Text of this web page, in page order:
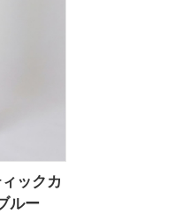
ックカ
ルー